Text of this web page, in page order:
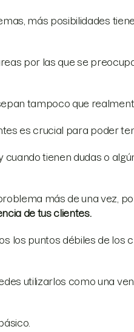
más posibilidades
por las que se
tampoco que
es crucial para poder
cuando tienen dudas o
más de una vez,
de tus clientes.
los puntos débiles de los
utilizarlos como una